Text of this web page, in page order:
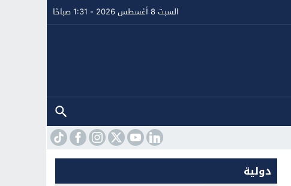
السبت 8 أغسطس 2026 - 1:31 صباحًا
دولية